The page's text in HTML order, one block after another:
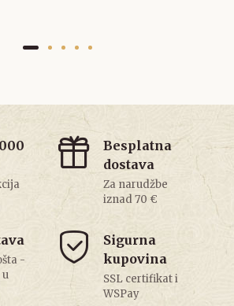
Besplatna
dostava
Za narudžbe
iznad 70 €
-
u
Sigurna
kupovina
SSL certifikat i
WSPay